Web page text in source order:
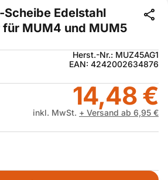
Edelstahl
für MUM4 und MUM5
Herst.-Nr.: MUZ45AG1
EAN: 4242002634876
14,48 €
inkl. MwSt. + Versand ab 6,95 €